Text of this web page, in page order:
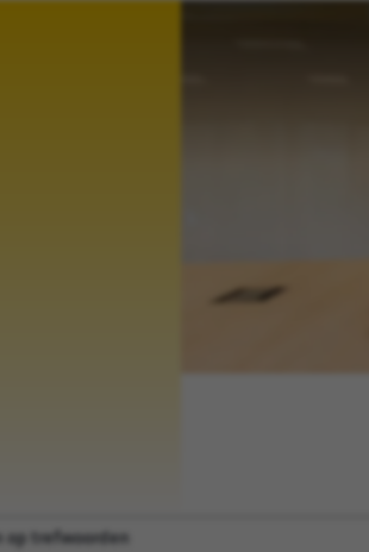
op trefwoorden